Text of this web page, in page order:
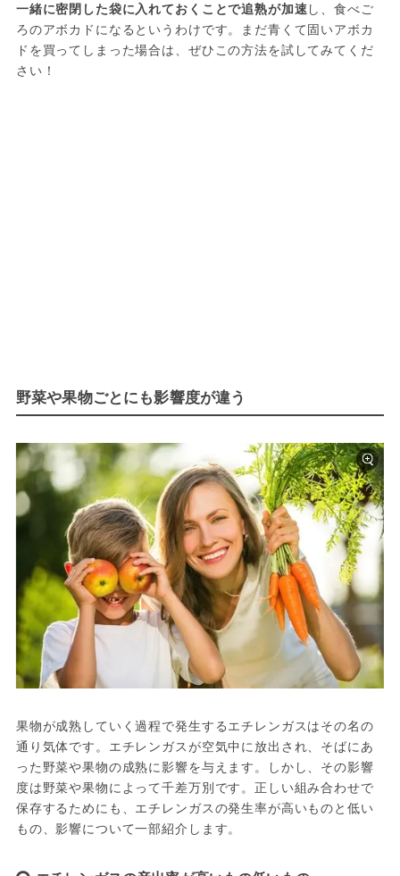
一緒に密閉した袋に入れておくことで追熟が加速し、食べご
ろのアボカドになるというわけです。まだ青くて固いアボカ
ドを買ってしまった場合は、ぜひこの方法を試してみてくだ
さい！
野菜や果物ごとにも影響度が違う
果物が成熟していく過程で発生するエチレンガスはその名の
通り気体です。エチレンガスが空気中に放出され、そばにあ
った野菜や果物の成熟に影響を与えます。しかし、その影響
度は野菜や果物によって千差万別です。正しい組み合わせで
保存するためにも、エチレンガスの発生率が高いものと低い
もの、影響について一部紹介します。